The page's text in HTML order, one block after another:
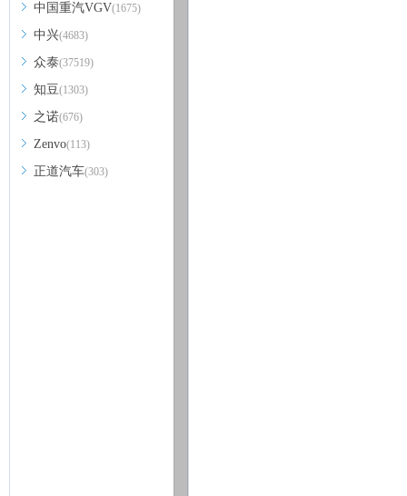
中国重汽VGV(1675)
中兴(4683)
众泰(37519)
知豆(1303)
之诺(676)
Zenvo(113)
正道汽车(303)